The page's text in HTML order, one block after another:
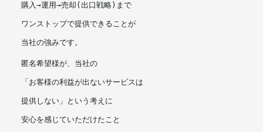
購入→運用→売却(出口戦略)まで
ワンストップで提供できることが
当社の強みです。
匿名希望様が、当社の
「お客様の利益が出ないサービスは
提供しない」という考えに
安心を感じていただけたこと